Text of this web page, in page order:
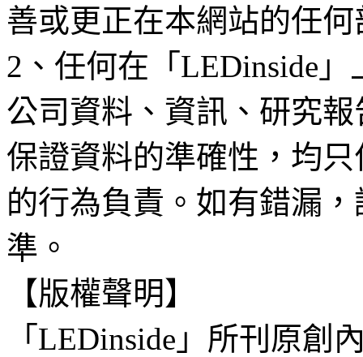
善或更正在本網站的任
2、任何在「LEDinside
公司資料、資訊、研究
保證資料的準確性，均
的行為負責。如有錯漏
準。
【版權聲明】
「LEDinside」所刊原創